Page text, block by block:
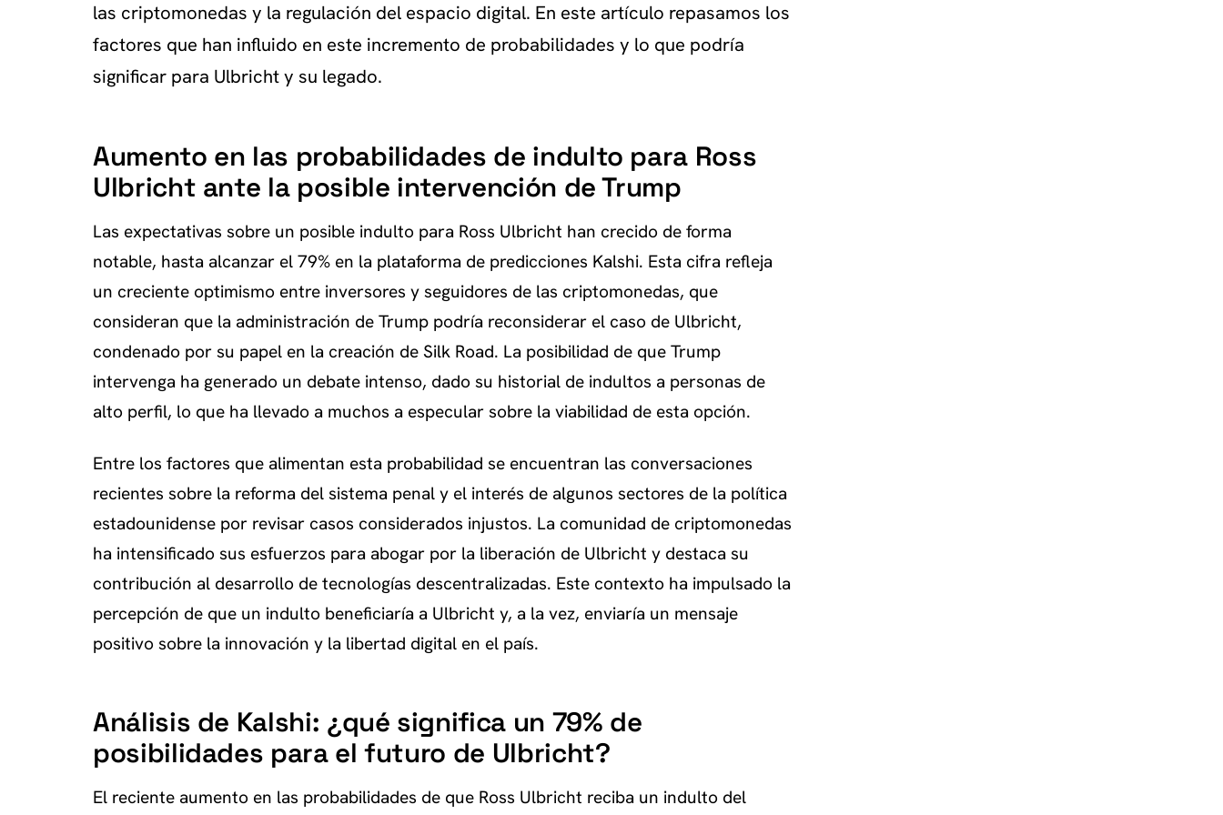
las criptomonedas y la regulación del espacio digital. En este artículo repasamos los
factores que han influido en este incremento de probabilidades y lo que podría
significar para Ulbricht y su legado.
Aumento en las probabilidades de indulto para Ross
Ulbricht ante la posible intervención de Trump
Las expectativas sobre un posible indulto para Ross Ulbricht han crecido de forma
notable, hasta alcanzar el 79% en la plataforma de predicciones Kalshi. Esta cifra refleja
un creciente optimismo entre inversores y seguidores de las criptomonedas, que
consideran que la administración de Trump podría reconsiderar el caso de Ulbricht,
condenado por su papel en la creación de Silk Road. La posibilidad de que Trump
intervenga ha generado un debate intenso, dado su historial de indultos a personas de
alto perfil, lo que ha llevado a muchos a especular sobre la viabilidad de esta opción.
Entre los factores que alimentan esta probabilidad se encuentran las conversaciones
recientes sobre la reforma del sistema penal y el interés de algunos sectores de la política
estadounidense por revisar casos considerados injustos. La comunidad de criptomonedas
ha intensificado sus esfuerzos para abogar por la liberación de Ulbricht y destaca su
contribución al desarrollo de tecnologías descentralizadas. Este contexto ha impulsado la
percepción de que un indulto beneficiaría a Ulbricht y, a la vez, enviaría un mensaje
positivo sobre la innovación y la libertad digital en el país.
Análisis de Kalshi: ¿qué significa un 79% de
posibilidades para el futuro de Ulbricht?
El reciente aumento en las probabilidades de que Ross Ulbricht reciba un indulto del